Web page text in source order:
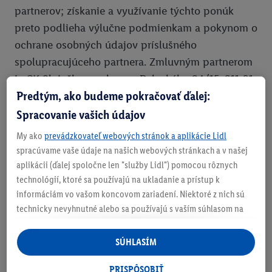
partnerov; získanie a využívanie týchto ponúk
preto podlieha výlučne podmienkam a pokynom o
ochrane osobných údajov príslušného
spolupracujúceho partnera. Zmluvným partnerom
je CK Slniečko, spol. s r.o. Palackého 94/15, 911 01
Trenčín
Postup pre uplatnenie zľavového kódu:
1. Skopíruj si unikátny kód z aplikácie Lidl Plus.
2. Prejdi na stránku partnera
https://www.ckslniecko.sk/sk/zajazdy-a-vylety
3. V časti Objednávkový formulár klikni na Pridať
zľavový kód
4. Vlož kód
5. Dokonči objednávku.
Predtým, ako budeme pokračovať ďalej:
Spracovanie vašich údajov
My ako prevádzkovateľ webových stránok a aplikácie Lidl
spracúvame vaše údaje na našich webových stránkach a v našej
aplikácii (ďalej spoločne len "služby Lidl") pomocou rôznych
technológií, ktoré sa používajú na ukladanie a prístup k
informáciám vo vašom koncovom zariadení. Niektoré z nich sú
technicky nevyhnutné alebo sa používajú s vaším súhlasom na
personalizovanú reklamu v rámci služieb Lidl aj mimo nich. Ak
ste účastníkom programu Lidl Plus, na tieto účely sa spracúvajú
aj údaje z vášho nákupného správania v obchode.
PRISPÔSOBIŤ
SÚHLASÍM